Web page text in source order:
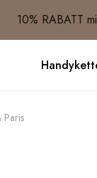
10% RABATT
Paris